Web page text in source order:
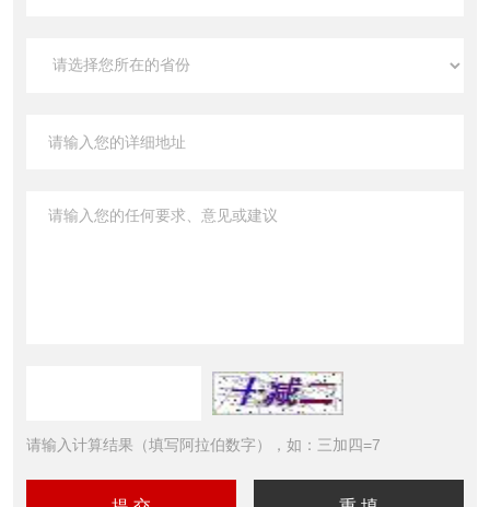
请输入计算结果（填写阿拉伯数字），如：三加四=7